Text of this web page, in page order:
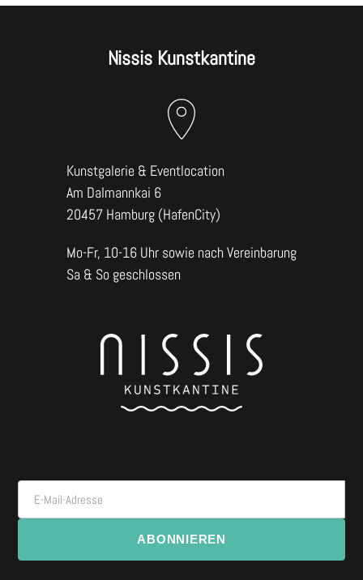
Nissis Kunstkantine
Kunstgalerie & Eventlocation
Am Dalmannkai 6
20457 Hamburg (HafenCity)
Mo-Fr, 10-16 Uhr sowie nach Vereinbarung
Sa & So geschlossen
E-Mail-Adresse
ABONNIEREN